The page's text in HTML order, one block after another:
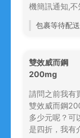
機簡訊通知,
包裹等待配
雙效威而鋼
200mg
請問之前我有
雙效威而鋼
多少元呢？可
是四折，我有